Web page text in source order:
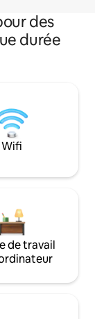
des
durée
Wifi
de travail